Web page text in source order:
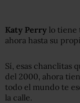
Katy Perry lo tiene
ahora hasta su
Sí, esas chanclitas
del 2000, ahora
todo el mundo te
la calle.